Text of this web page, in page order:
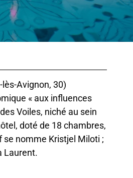
Avignon, 30)
« aux influences
Voiles, niché au sein
doté de 18 chambres,
nomme Kristjel Miloti ;
Laurent.